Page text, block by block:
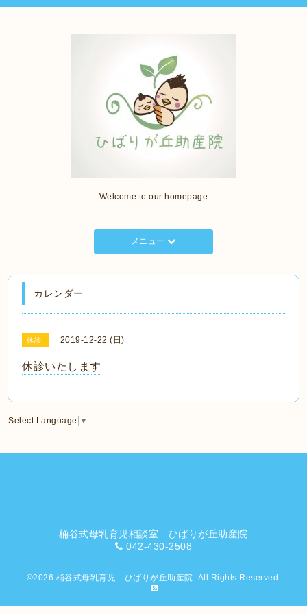
Welcome to our homepage
メニュー
カレンダー
休診 2019-12-22 (日)
休診いたします
Select Language ▼
桶谷式母乳育児相談室 ひばりが丘助産院
042-430-2508
©2026 桶谷式母乳育児 ひばりが丘助産院. All Rights Reserved.